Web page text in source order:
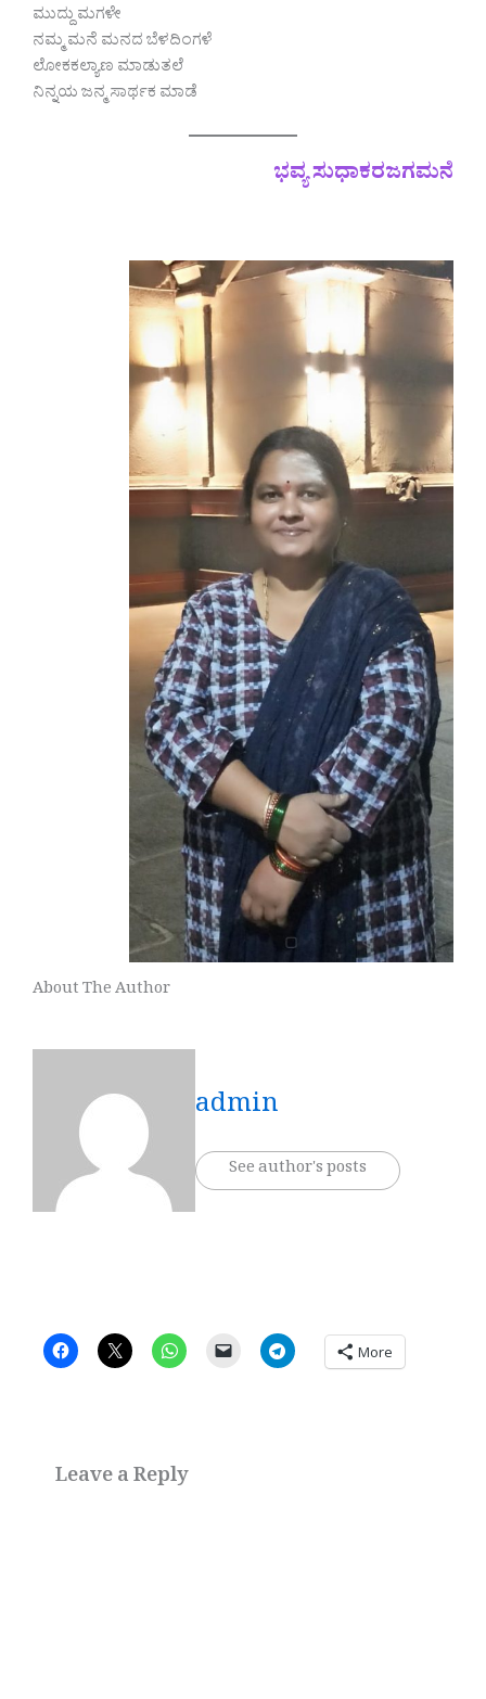
ಮುದ್ದು ಮಗಳೇ
ನಮ್ಮ ಮನೆ ಮನದ ಬೆಳದಿಂಗಳೆ
ಲೋಕಕಲ್ಯಾಣ ಮಾಡುತಲೆ
ನಿನ್ನಯ ಜನ್ಮ ಸಾರ್ಥಕ ಮಾಡೆ
ಭವ್ಯ ಸುಧಾಕರಜಗಮನೆ
About The Author
admin
See author's posts
More
Leave a Reply